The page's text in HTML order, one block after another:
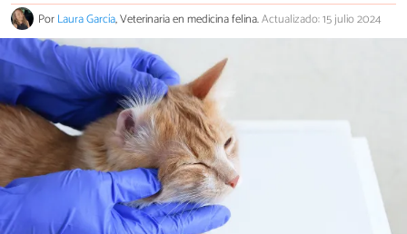
PorLaura García, Veterinaria en medicina felina.Actualizado: 15 julio 2024